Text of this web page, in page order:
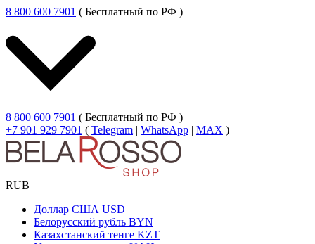
8 800 600 7901 ( Бесплатный по РФ )
8 800 600 7901 ( Бесплатный по РФ )
+7 901 929 7901 ( Telegram | WhatsApp | MAX )
RUB
Доллар США USD
Белорусский рубль BYN
Казахстанский тенге KZT